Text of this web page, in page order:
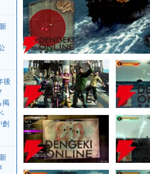
後
掲
創